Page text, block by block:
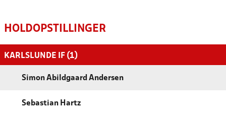
HOLDOPSTILLINGER
KARLSLUNDE IF (1)
Simon Abildgaard Andersen
Sebastian Hartz